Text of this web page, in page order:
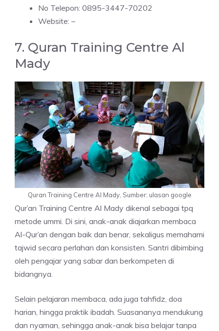
No Telepon: 0895-3447-70202
Website: –
7. Quran Training Centre Al
Mady
Quran Training Centre Al Mady, Sumber: ulasan google
Qur’an Training Centre Al Mady dikenal sebagai tpq
metode ummi. Di sini, anak-anak diajarkan membaca
Al-Qur’an dengan baik dan benar, sekaligus memahami
tajwid secara perlahan dan konsisten. Santri dibimbing
oleh pengajar yang sabar dan berkompeten di
bidangnya.
Selain pelajaran membaca, ada juga tahfidz, doa
harian, hingga praktik ibadah. Suasananya mendukung
dan nyaman, sehingga anak-anak bisa belajar tanpa